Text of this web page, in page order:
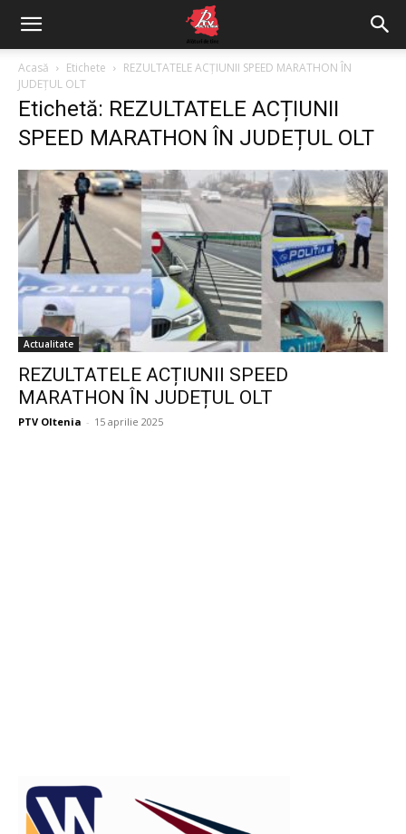
Acasă Etichete
REZULTATELE ACȚIUNII SPEED MARATHON ÎN
JUDEȚUL OLT
Etichetă: REZULTATELE ACȚIUNII
SPEED MARATHON ÎN JUDEȚUL OLT
Actualitate
REZULTATELE ACȚIUNII SPEED
MARATHON ÎN JUDEȚUL OLT
PTV Oltenia - 15 aprilie 2025